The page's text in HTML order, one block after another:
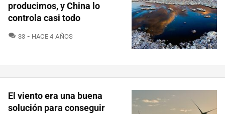
producimos, y China lo
controla casi todo
33 COMENTARIOS
HACE 4 AÑOS
El viento era una buena
solución para conseguir